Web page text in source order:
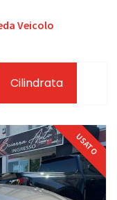
Veicolo
Cilindrata
USATO